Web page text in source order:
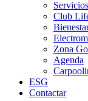
Club
Zona Go
Agenda
ESG
Contactar